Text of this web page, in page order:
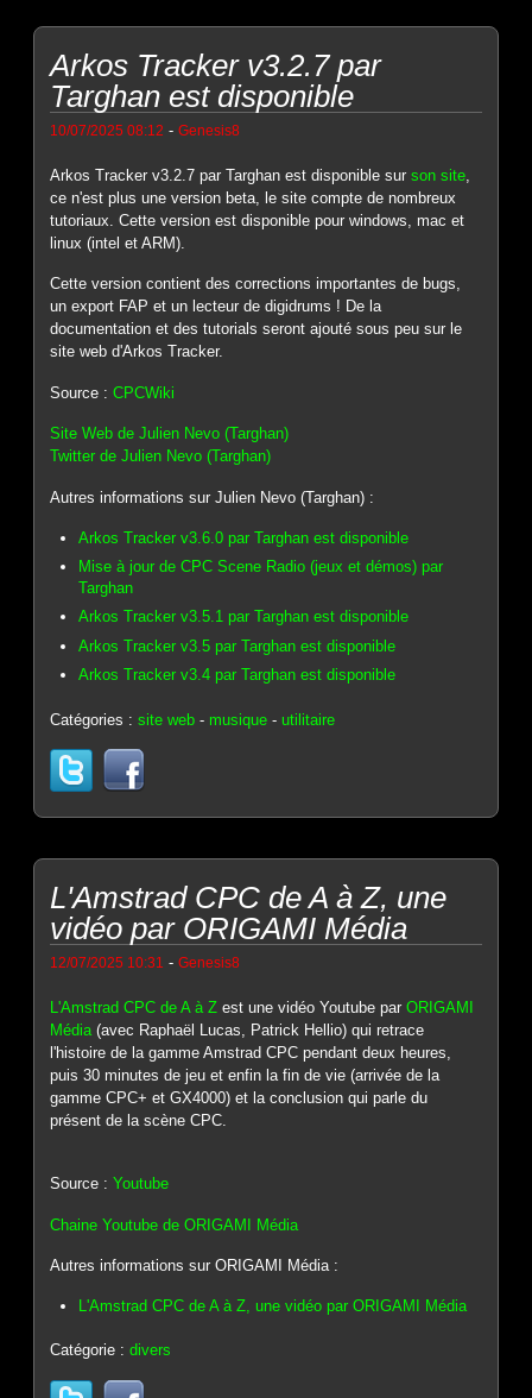
Arkos Tracker v3.2.7 par
Targhan est disponible
10/07/2025 08:12 -Genesis8
Arkos Tracker v3.2.7 par Targhan est disponible surson site
ce n'est plus une version beta, le site compte de nombreux
tutoriaux. Cette version est disponible pour windows, mac et
linux (intel et ARM).
Cette version contient des corrections importantes de bugs,
un export FAP et un lecteur de digidrums ! De la
documentation et des tutorials seront ajouté sous peu sur le
site web d'Arkos Tracker.
Source :CPCWiki
Site Web de Julien Nevo (Targhan)
Twitter de Julien Nevo (Targhan)
Autres informations sur Julien Nevo (Targhan) :
Arkos Tracker v3.6.0 par Targhan est disponible
Mise à jour de CPC Scene Radio (jeux et démos) par
Targhan
Arkos Tracker v3.5.1 par Targhan est disponible
Arkos Tracker v3.5 par Targhan est disponible
Arkos Tracker v3.4 par Targhan est disponible
Catégories :site web - musique -utilitaire
L'Amstrad CPC de A à Z, une
vidéo par ORIGAMI Média
12/07/2025 10:31 -Genesis8
L'Amstrad CPC de A à Z est une vidéo Youtube parORIGAMI
Média (avec Raphaël Lucas, Patrick Hellio) qui retrace
l'histoire de la gamme Amstrad CPC pendant deux heures,
puis 30 minutes de jeu et enfin la fin de vie (arrivée de la
gamme CPC+ et GX4000) et la conclusion qui parle du
présent de la scène CPC.
Source :Youtube
Chaine Youtube de ORIGAMI Média
Autres informations sur ORIGAMI Média :
L'Amstrad CPC de A à Z, une vidéo par ORIGAMI Média
Catégorie :divers